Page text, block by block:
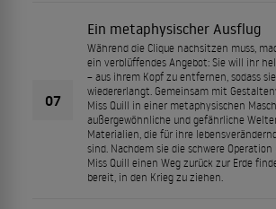
07
Ein metaphysischer Ausflug
Während die Clique nachsitzen muss,
ein verblüffendes Angebot: Sie will ihr
– aus ihrem Kopf zu entfernen, sodass
wiedererlangt. Gemeinsam mit
Miss Quill in einer metaphysischen
außergewöhnliche und gefährliche
Materialien, die für ihre
sind. Nachdem sie die schwere
Miss Quill einen Weg zurück zur Erde
bereit, in den Krieg zu ziehen.